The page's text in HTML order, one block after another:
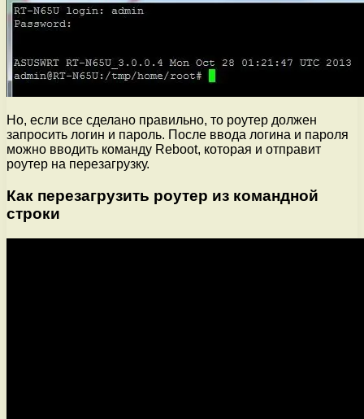
Но, если все сделано правильно, то роутер должен
запросить логин и пароль. После ввода логина и пароля
можно вводить команду Reboot, которая и отправит
роутер на перезагрузку.
Как перезагрузить роутер из командной
строки